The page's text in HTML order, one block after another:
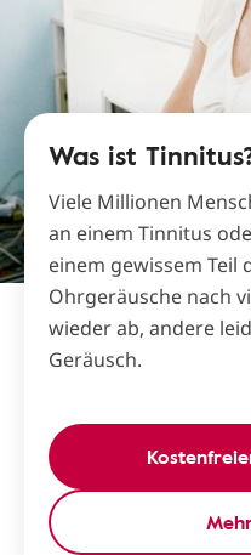
Was ist
Viele Millionen
an einem Tinnitus
einem gewissem
Ohrgeräusche nach
wieder ab, andere
Geräusch.